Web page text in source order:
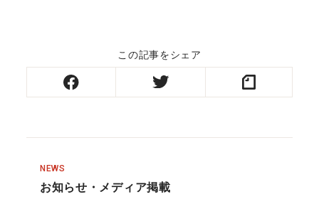
この記事をシェア
NEWS
お知らせ・メディア掲載